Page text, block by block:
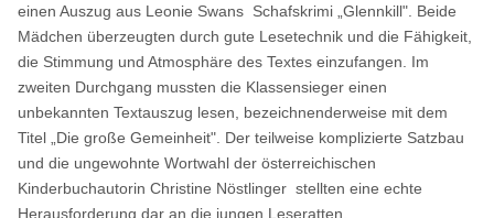
einen Auszug aus Leonie Swans Schafskrimi „Glennkill". Beide
Mädchen überzeugten durch gute Lesetechnik und die Fähigkeit,
die Stimmung und Atmosphäre des Textes einzufangen. Im
zweiten Durchgang mussten die Klassensieger einen
unbekannten Textauszug lesen, bezeichnenderweise mit dem
Titel „Die große Gemeinheit". Der teilweise komplizierte Satzbau
und die ungewohnte Wortwahl der österreichischen
Kinderbuchautorin Christine Nöstlinger stellten eine echte
Herausforderung dar an die jungen Leseratten.